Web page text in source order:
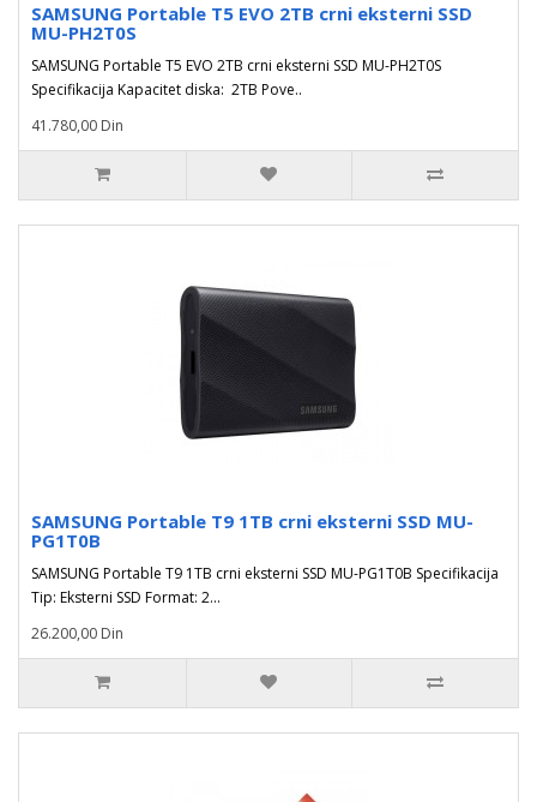
SAMSUNG Portable T5 EVO 2TB crni eksterni SSD
MU-PH2T0S
SAMSUNG Portable T5 EVO 2TB crni eksterni SSD MU-PH2T0S
Specifikacija Kapacitet diska: 2TB Pove..
41.780,00 Din
SAMSUNG Portable T9 1TB crni eksterni SSD MU-
PG1T0B
SAMSUNG Portable T9 1TB crni eksterni SSD MU-PG1T0B Specifikacija
Tip: Eksterni SSD Format: 2...
26.200,00 Din